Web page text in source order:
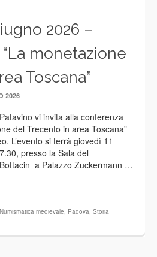
2026 –
monetazione
Toscana”
2026
vi invita alla conferenza
del Trecento in area Toscana”
L’evento si terrà giovedì 11
presso la Sala del
a Palazzo Zuckermann …
Numismatica medievale, Padova, Storia